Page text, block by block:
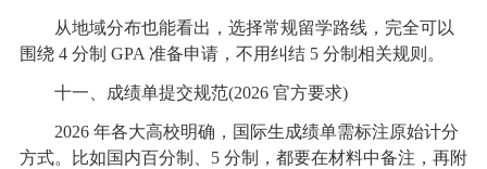
从地域分布也能看出，选择常规留学路线，完全可以
围绕 4 分制 GPA 准备申请，不用纠结 5 分制相关规则。
十一、成绩单提交规范(2026 官方要求)
2026 年各大高校明确，国际生成绩单需标注原始计分
方式。比如国内百分制、5 分制，都要在材料中备注，再附